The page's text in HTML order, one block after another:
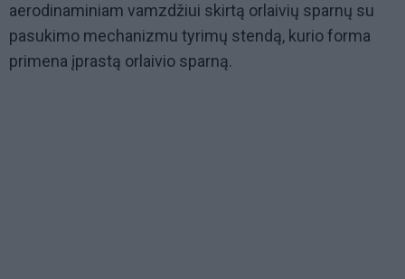
aerodinaminiam vamzdžiui skirtą orlaivių sparnų su
pasukimo mechanizmu tyrimų stendą, kurio forma
primena įprastą orlaivio sparną.